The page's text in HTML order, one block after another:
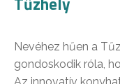
Nevéhez hűen a
gondoskodik róla,